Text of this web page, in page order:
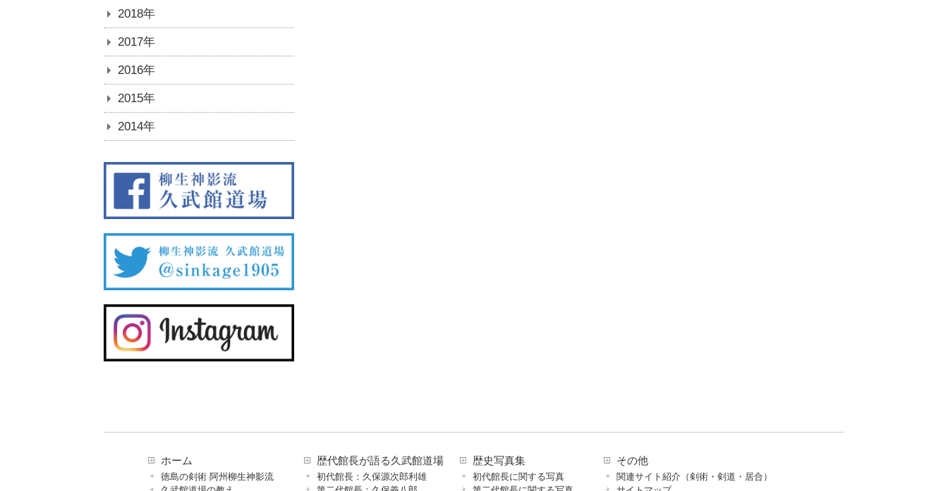
2018年
2017年
2016年
2015年
2014年
ホーム
徳島の剣術 阿州柳生神影流
歴代館長が語る久武館道場
初代館長：久保源次郎利雄
歴史写真集
初代館長に関する写真
その他
関連サイト紹介（剣術・剣道・居合）